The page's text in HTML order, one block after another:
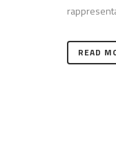
READ